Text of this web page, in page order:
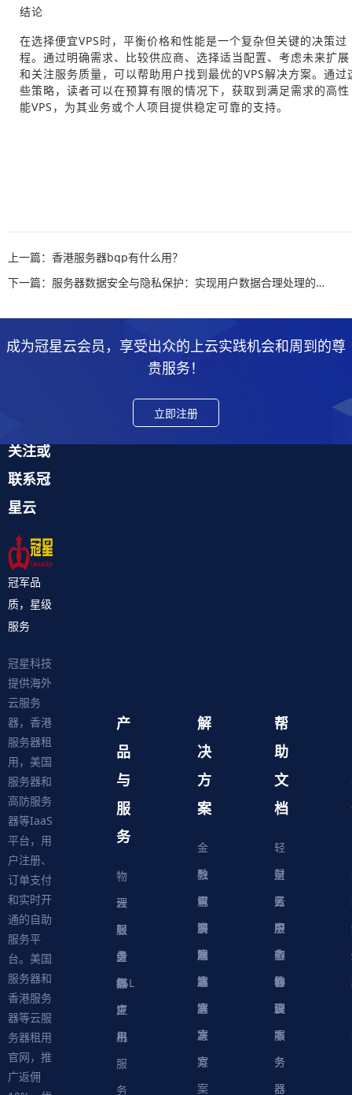
结论
在选择便宜VPS时，平衡价格和性能是一个复杂但关键的决策过
程。通过明确需求、比较供应商、选择适当配置、考虑未来扩展
和关注服务质量，可以帮助用户找到最优的VPS解决方案。通过
些策略，读者可以在预算有限的情况下，获取到满足需求的高性
能VPS，为其业务或个人项目提供稳定可靠的支持。
上一篇：香港服务器bgp有什么用？
下一篇：服务器数据安全与隐私保护：实现用户数据合理处理的挑战与策略
成为冠星云会员，享受出众的上云实践机会和周到的尊
贵服务！
立即注册
关注或
联系冠
星云
冠军品
质，星级
服务
冠星科技
提供海外
云服务
器，香港
服务器租
用，美国
服务器和
高防服务
器等IaaS
平台，用
户注册、
订单支付
和实时开
通的自助
服务平
台。美国
服务器和
香港服务
器等云服
务器租用
官网，推
广返佣
产
品
与
服
务
物
理
服
务
器
云
服
务
器
轻
量
级
应
用
服
务
虚
拟
主
机
SSL
证
书
解
决
方
案
金
融
解
决
方
案
教
育
解
决
方
案
电
商
解
决
方
案
游
戏
解
决
方
案
网
站
解
决
方
案
帮
助
文
档
轻
量
云
服
务
器
财
务
中
心
账
户
中
心
服
务
协
议
软
件
脚
本
物
理
服
务
器
云
服
务
器